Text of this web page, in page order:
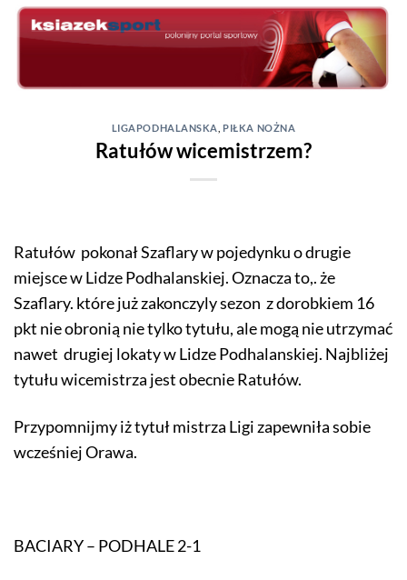
Skip
LIGAPODHALANSKA PIŁKA NOŻNA
Ratułów wicemistrzem?
Ratułów pokonał Szaflary w pojedynku o drugie
miejsce w Lidze Podhalanskiej. Oznacza to,. że
Szaflary. które już zakonczyly sezon z dorobkiem 16
pkt nie obronią nie tylko tytułu, ale mogą nie utrzymać
nawet drugiej lokaty w Lidze Podhalanskiej. Najbliżej
tytułu wicemistrza jest obecnie Ratułów.
Przypomnijmy iż tytuł mistrza Ligi zapewniła sobie
wcześniej Orawa.
BACIARY – PODHALE 2-1